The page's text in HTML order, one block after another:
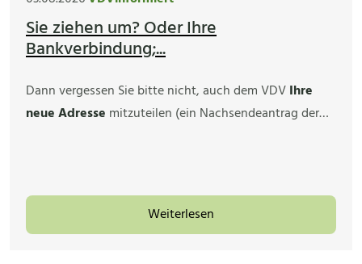
Sie ziehen um? Oder Ihre
Bankverbindung;...
Dann vergessen Sie bitte nicht, auch dem VDVIhre
neue Adresse mitzuteilen (ein Nachsendeantrag der…
Weiterlesen